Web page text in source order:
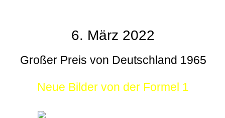
6. März 2022
Großer Preis von Deutschland 1965
Neue Bilder von der Formel 1